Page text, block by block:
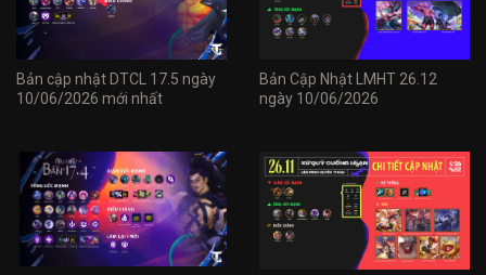
Bản cập nhật DTCL 17.5 ngày
10/06/2026 mới nhất
Bản Cập Nhật LMHT 26.12
ngày 10/06/2026